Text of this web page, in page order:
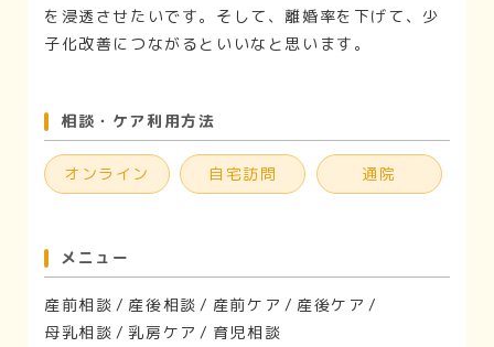
を浸透させたいです。そして、離婚率を下げて、少
子化改善につながるといいなと思います。
相談・ケア利用方法
オンライン 自宅訪問 通院
メニュー
産前相談 産後相談 産前ケア
産後ケア
母乳相談
乳房ケア 育児相談